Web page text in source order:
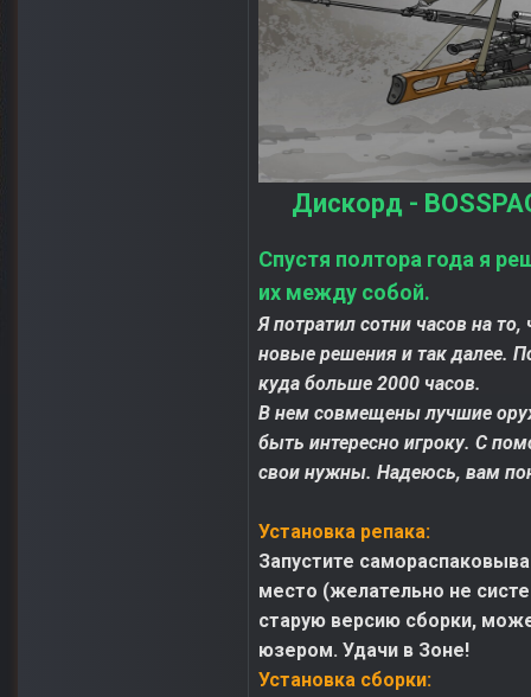
Дискорд -
Спустя полтора года я
их между собой.
Я потратил сотни часов на
новые решения и так далее.
куда больше 2000 часов.
В нем совмещены лучшие
быть интересно игроку. С
свои нужны. Надеюсь, вам
Установка репака:
Запустите
место (желательно не
старую версию сборки,
юзером. Удачи в Зоне!
Установка сборки: